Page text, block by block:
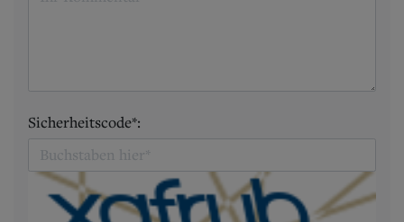
Sicherheitscode*: